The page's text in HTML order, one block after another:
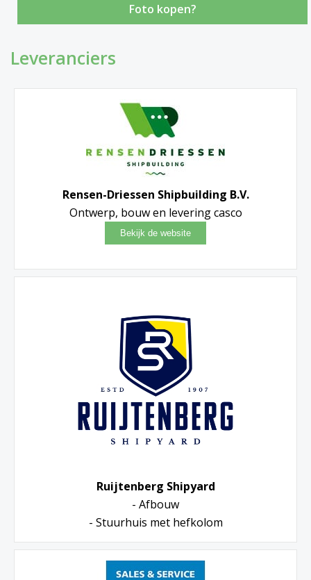
Foto kopen?
Leveranciers
Rensen-Driessen Shipbuilding B.V.
Ontwerp, bouw en levering casco
Ruijtenberg Shipyard
- Afbouw
- Stuurhuis met hefkolom